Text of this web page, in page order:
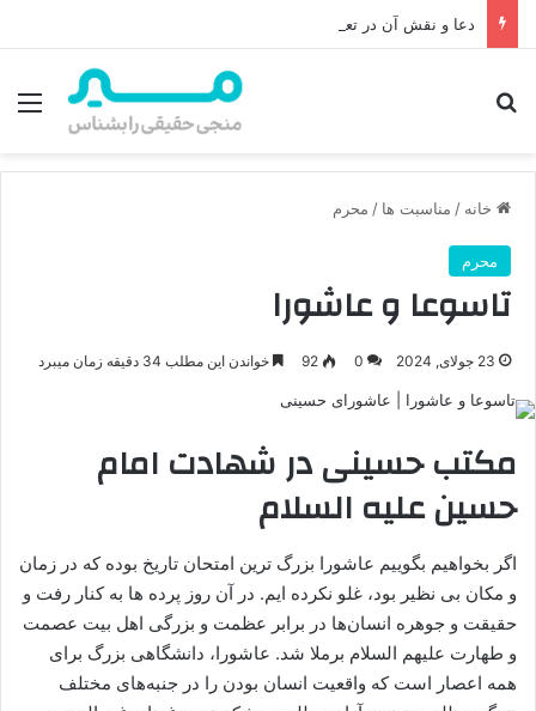
دعا و نقش آن در تعجیل فرج امام زمان (عج)
خانه / مناسبت ها / محرم
محرم
تاسوعا و عاشورا
23 جولای, 2024 0
92 خواندن این مطلب 34 دقیقه زمان میبرد
مکتب حسینی در شهادت امام
حسین علیه السلام
اگر بخواهیم بگوییم عاشورا بزرگ ترین امتحان تاریخ بوده که در زمان
و مکان بی نظیر بود، غلو نکرده ایم. در آن روز پرده ها به کنار رفت و
حقیقت و جوهره انسان‌ها در برابر عظمت و بزرگی اهل بیت عصمت
و طهارت علیهم السلام برملا شد. عاشورا، دانشگاهی بزرگ برای
همه اعصار است که واقعیت انسان بودن را در جنبه‌های مختلف